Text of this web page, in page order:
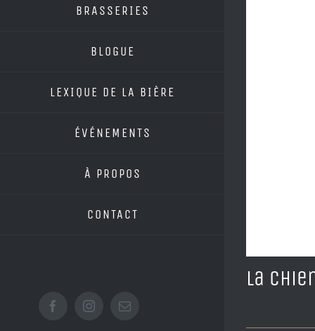
BRASSERIES
BLOGUE
LEXIQUE DE LA BIÈRE
ÉVÉNEMENTS
À PROPOS
CONTACT
FacebookInstagramEmail
La